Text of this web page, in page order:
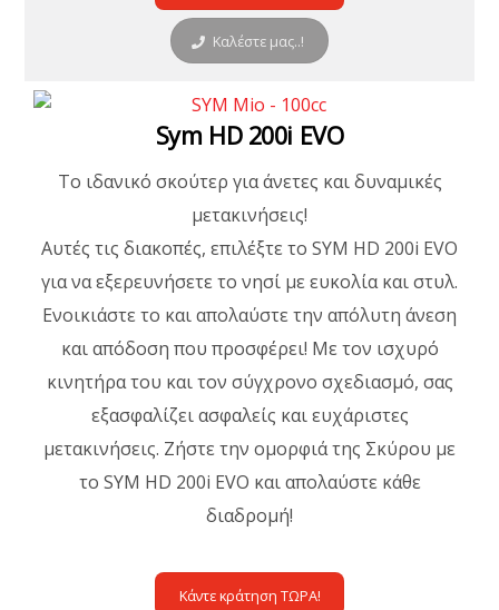
Καλέστε μας..!
Sym HD 200i EVO
Το ιδανικό σκούτερ για άνετες και δυναμικές
μετακινήσεις!
Αυτές τις διακοπές, επιλέξτε το SYM HD 200i EVO
για να εξερευνήσετε το νησί με ευκολία και στυλ.
Ενοικιάστε το και απολαύστε την απόλυτη άνεση
και απόδοση που προσφέρει! Με τον ισχυρό
κινητήρα του και τον σύγχρονο σχεδιασμό, σας
εξασφαλίζει ασφαλείς και ευχάριστες
μετακινήσεις. Ζήστε την ομορφιά της Σκύρου με
το SYM HD 200i EVO και απολαύστε κάθε
διαδρομή!
Κάντε κράτηση ΤΩΡΑ!